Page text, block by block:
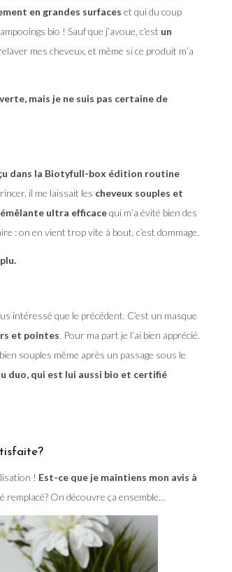
en grandes surfaces et qui du coup
bio ! Sauf que j’avoue, c’est un
mes cheveux, et même si ce produit m’a
mais je ne suis pas certaine de
dans la Biotyfull-box édition routine
il me laissait les cheveux souples et
ultra efficacequi m’a évité bien des
: on en vient trop vite à bout, c’est dommage.
intéressé que le précédent. C’est un masque
et pointes. Pour ma part je l’ai bien apprécié.
souples même après un passage sous le
duo, qui est lui aussi bio et certifié
! Est-ce que je maintiens mon avis à
remplacé? On découvre ça ensemble…